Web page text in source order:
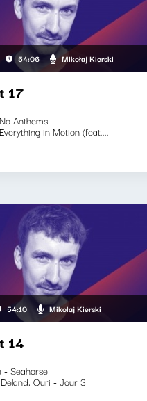
54:06 Mikołaj Kierski
17
Anthems
in Motion (feat....
54:10 Mikołaj Kierski
14
- Seahorse
Ouri - Jour 3